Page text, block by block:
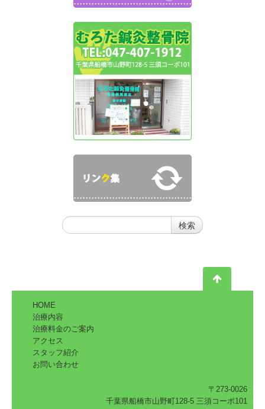
HOME
治療内容
治療料金のご案内
アクセス
スタッフ紹介
お問い合わせ
〒273-0026
千葉県船橋市山野町128-5 三須コーポ101